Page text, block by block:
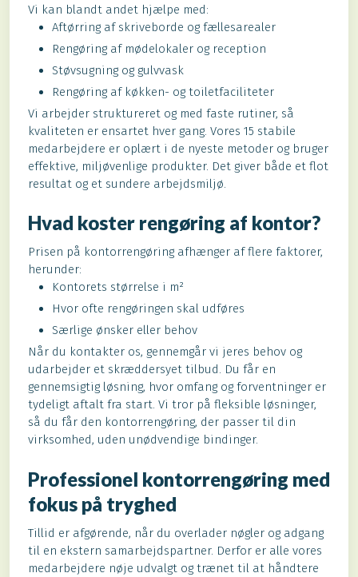
Vi kan blandt andet hjælpe med:
Aftørring af skriveborde og fællesarealer
Rengøring af mødelokaler og reception
Støvsugning og gulvvask
Rengøring af køkken- og toiletfaciliteter
Vi arbejder struktureret og med faste rutiner, så
kvaliteten er ensartet hver gang. Vores 15 stabile
medarbejdere er oplært i de nyeste metoder og bruger
effektive, miljøvenlige produkter. Det giver både et flot
resultat og et sundere arbejdsmiljø.
Hvad koster rengøring af kontor?
Prisen på kontorrengøring afhænger af flere faktorer,
herunder:
Kontorets størrelse i m²
Hvor ofte rengøringen skal udføres
Særlige ønsker eller behov
Når du kontakter os, gennemgår vi jeres behov og
udarbejder et skræddersyet tilbud. Du får en
gennemsigtig løsning, hvor omfang og forventninger er
tydeligt aftalt fra start. Vi tror på fleksible løsninger,
så du får den kontorrengøring, der passer til din
virksomhed, uden unødvendige bindinger.​
Professionel kontorrengøring med
fokus på tryghed
Tillid er afgørende, når du overlader nøgler og adgang
til en ekstern samarbejdspartner. Derfor er alle vores
medarbejdere nøje udvalgt og trænet til at håndtere